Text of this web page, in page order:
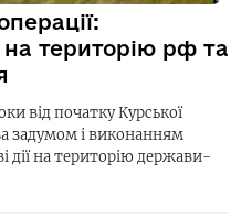
територію рф та
від початку Курської
задумом і виконанням
дії на територію держави-